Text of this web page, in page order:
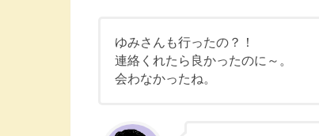
ゆみさんも行ったの？！
連絡くれたら良かったのに～。
会わなかったね。